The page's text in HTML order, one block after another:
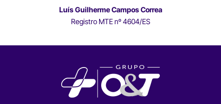
Luís Guilherme Campos Correa
Registro MTE nº 4604/ES